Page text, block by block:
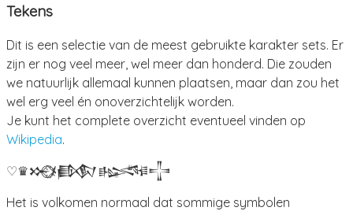
Tekens
Dit is een selectie van de meest gebruikte karakter sets. Er
zijn er nog veel meer, wel meer dan honderd. Die zouden
we natuurlijk allemaal kunnen plaatsen, maar dan zou het
wel erg veel én onoverzichtelijk worden.
Je kunt het complete overzicht eventueel vinden op
Wikipedia.
♡♛𒁍ﾒ𒁃𒈙𒋲
Het is volkomen normaal dat sommige symbolen